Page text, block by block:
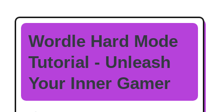
Wordle Hard Mode
Tutorial - Unleash
Your Inner Gamer